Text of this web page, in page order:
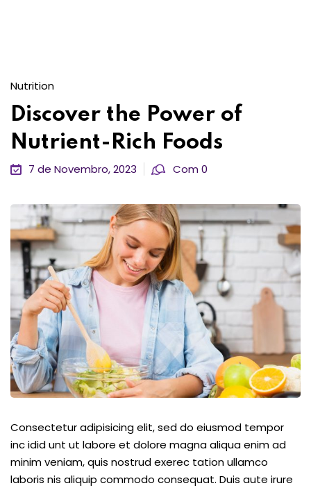
Nutrition
Discover the Power of
Nutrient-Rich Foods
7 de Novembro, 2023 Com 0
Consectetur adipisicing elit, sed do eiusmod tempor
inc idid unt ut labore et dolore magna aliqua enim ad
minim veniam, quis nostrud exerec tation ullamco
laboris nis aliquip commodo consequat. Duis aute irure